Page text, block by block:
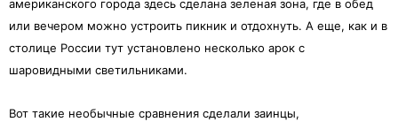
американского города здесь сделана зеленая зона, где в обед
или вечером можно устроить пикник и отдохнуть. А еще, как и в
столице России тут установлено несколько арок с
шаровидными светильниками.
Вот такие необычные сравнения сделали заинцы,